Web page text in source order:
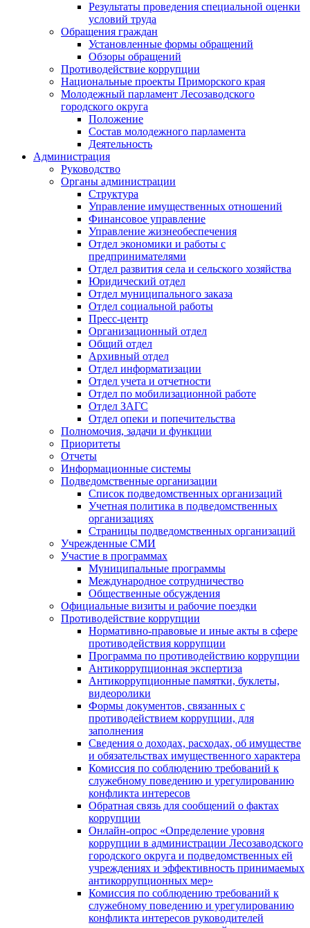
Результаты проведения специальной оценки
условий труда
Обращения граждан
Установленные формы обращений
Обзоры обращений
Противодействие коррупции
Национальные проекты Приморского края
Молодежный парламент Лесозаводского
городского округа
Положение
Состав молодежного парламента
Деятельность
Администрация
Руководство
Органы администрации
Структура
Управление имущественных отношений
Финансовое управление
Управление жизнеобеспечения
Отдел экономики и работы с
предпринимателями
Отдел развития села и сельского хозяйства
Юридический отдел
Отдел муниципального заказа
Отдел социальной работы
Пресс-центр
Организационный отдел
Общий отдел
Архивный отдел
Отдел информатизации
Отдел учета и отчетности
Отдел по мобилизационной работе
Отдел ЗАГС
Отдел опеки и попечительства
Полномочия, задачи и функции
Приоритеты
Отчеты
Информационные системы
Подведомственные организации
Список подведомственных организаций
Учетная политика в подведомственных
организациях
Страницы подведомственных организаций
Учрежденные СМИ
Участие в программах
Муниципальные программы
Международное сотрудничество
Общественные обсуждения
Официальные визиты и рабочие поездки
Противодействие коррупции
Нормативно-правовые и иные акты в сфере
противодействия коррупции
Программа по противодействию коррупции
Антикоррупционная экспертиза
Антикоррупционные памятки, буклеты,
видеоролики
Формы документов, связанных с
противодействием коррупции, для
заполнения
Сведения о доходах, расходах, об имуществе
и обязательствах имущественного характера
Комиссия по соблюдению требований к
служебному поведению и урегулированию
конфликта интересов
Обратная связь для сообщений о фактах
коррупции
Онлайн-опрос «Определение уровня
коррупции в администрации Лесозаводского
городского округа и подведомственных ей
учреждениях и эффективность принимаемых
антикоррупционных мер»
Комиссия по соблюдению требований к
служебному поведению и урегулированию
конфликта интересов руководителей